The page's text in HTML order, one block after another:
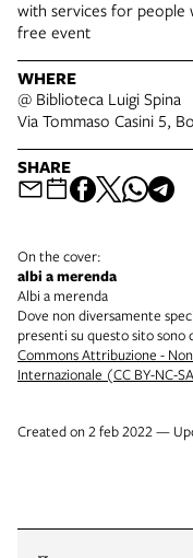
with services for people
free event
WHERE
@ Biblioteca Luigi Spina
Via Tommaso Casini 5,
SHARE
On the cover:
albi a merenda
Albi a merenda
Dove non diversamente
presenti su questo sito
Commons Attribuzione -
Internazionale (CC BY-NC-
Created on 2 feb 2022 —